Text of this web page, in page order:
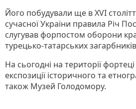
Його побудували ще в XVI
сучасної України правила Річ
слугував форпостом оборони
турецько-татарських
На сьогодні на території
експозиції історичного та
також Музей Голодомору.